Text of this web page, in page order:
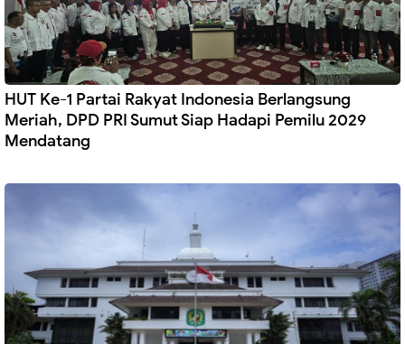
HUT Ke-1 Partai Rakyat Indonesia Berlangsung
Meriah, DPD PRI Sumut Siap Hadapi Pemilu 2029
Mendatang